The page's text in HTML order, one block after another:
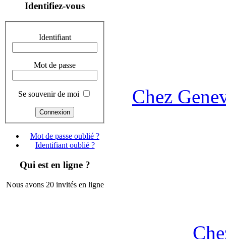
Identifiez-vous
Identifiant
Mot de passe
Se souvenir de moi
Mot de passe oublié ?
Identifiant oublié ?
Qui est en ligne ?
Nous avons 20 invités en ligne
Chez